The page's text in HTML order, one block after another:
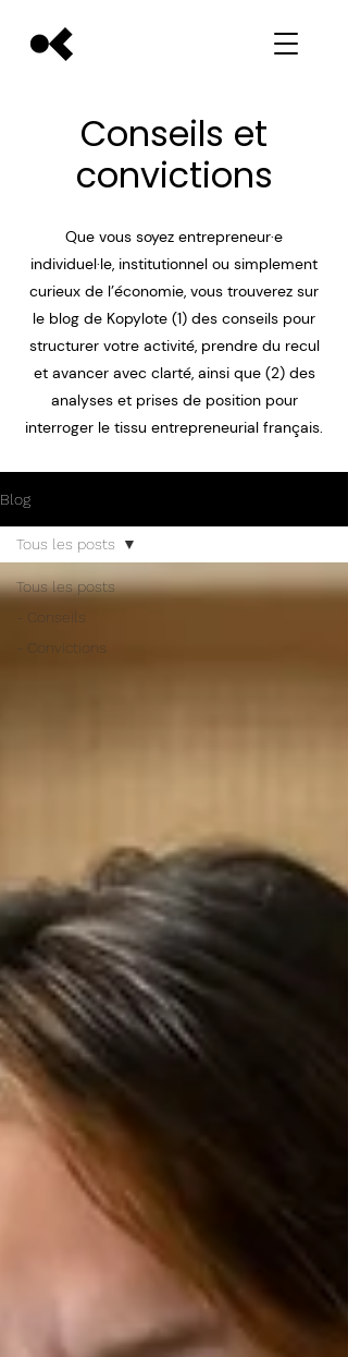
Conseils et
convictions
Que vous soyez entrepreneur·e
individuel·le, institutionnel ou simplement
curieux de l’économie, vous trouverez sur
le blog de Kopylote (1) des conseils pour
structurer votre activité, prendre du recul
et avancer avec clarté, ainsi que (2) des
analyses et prises de position pour
interroger le tissu entrepreneurial français.
Blog
Tous les posts
- Conseils
- Convictions
Tous les posts